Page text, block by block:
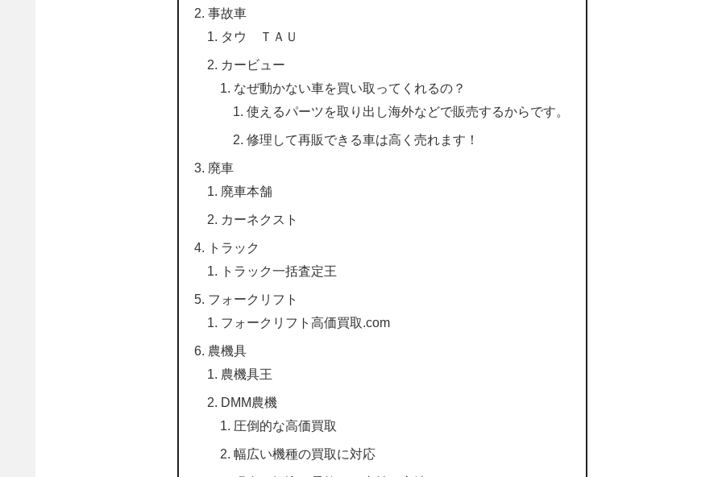
事故車
タウ ＴＡＵ
カービュー
なぜ動かない車を買い取ってくれるの？
使えるパーツを取り出し海外などで販売するからです。
修理して再販できる車は高く売れます！
廃車
廃車本舗
カーネクスト
トラック
トラック一括査定王
フォークリフト
フォークリフト高価買取.com
農機具
農機具王
DMM農機
圧倒的な高価買取
幅広い機種の買取に対応